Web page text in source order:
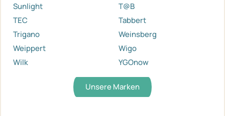
Sunlight
T@B
TEC
Tabbert
Trigano
Weinsberg
Weippert
Wigo
Wilk
YGOnow
Unsere Marken